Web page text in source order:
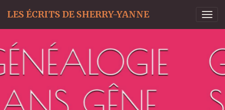
LES ÉCRITS DE SHERRY-YANNE